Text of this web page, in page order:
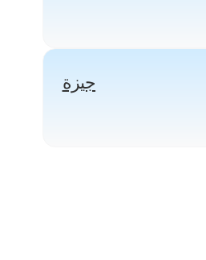
جيزة